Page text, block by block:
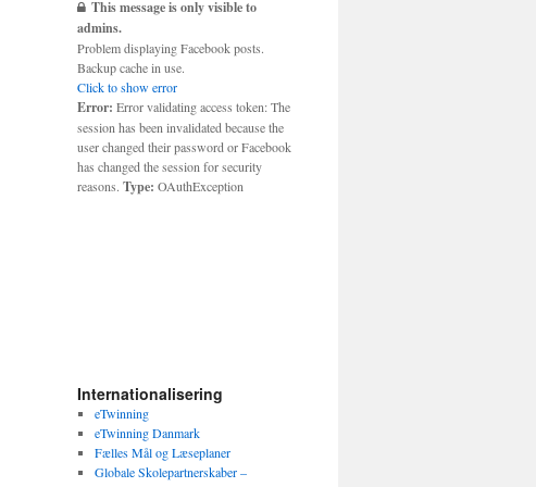
This message is only visible to
admins.
Problem displaying Facebook posts.
Backup cache in use.
Click to show error
Error: Error validating access token: The
session has been invalidated because the
user changed their password or Facebook
has changed the session for security
reasons. Type: OAuthException
Internationalisering
eTwinning
eTwinning Danmark
Fælles Mål og Læseplaner
Globale Skolepartnerskaber –